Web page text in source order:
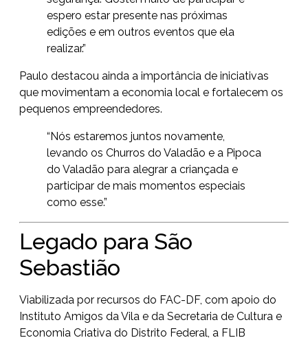
espero estar presente nas próximas
edições e em outros eventos que ela
realizar.”
Paulo destacou ainda a importância de iniciativas
que movimentam a economia local e fortalecem os
pequenos empreendedores.
“Nós estaremos juntos novamente,
levando os Churros do Valadão e a Pipoca
do Valadão para alegrar a criançada e
participar de mais momentos especiais
como esse.”
Legado para São
Sebastião
Viabilizada por recursos do FAC-DF, com apoio do
Instituto Amigos da Vila e da Secretaria de Cultura e
Economia Criativa do Distrito Federal, a FLIB